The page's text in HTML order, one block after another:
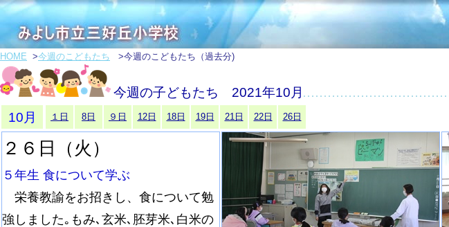
HOME >今週のこどもたち >今週のこどもたち（過去分)
今週の子どもたち 2021年10月
10月
１日 8日 ９日 12日 18日 19日 21日 22日 26日
２６日（火）
５年生 食について学ぶ
栄養教諭をお招きし、食について勉
強しました｡もみ､玄米､胚芽米､白米の